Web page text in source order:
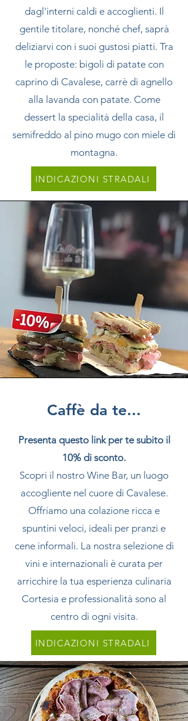
dagl'interni caldi e accoglienti. Il
gentile titolare, nonché chef, saprà
deliziarvi con i suoi gustosi piatti. Tra
le proposte: bigoli di patate con
caprino di Cavalese, carrè di agnello
alla lavanda con patate. Come
dessert la specialità della casa, il
semifreddo al pino mugo con miele di
montagna.
INDICAZIONI STRADALI
Caffè da te...
Presenta questo link per te subito il
10% di sconto.
Scopri il nostro Wine Bar, un luogo
accogliente nel cuore di Cavalese.
Offriamo una colazione ricca e
spuntini veloci, ideali per pranzi e
cene informali. La nostra selezione di
vini e internazionali è curata per
arricchire la tua esperienza culinaria
Cortesia e professionalità sono al
centro di ogni visita.
INDICAZIONI STRADALI